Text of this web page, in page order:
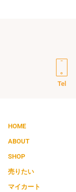
Tel
HOME
ABOUT
SHOP
売りたい
マイカート